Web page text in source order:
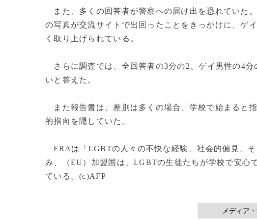
また、多くの回答者が警察への届け出を恐れていた
の写真が交流サイトで出回ったことをきっかけに、ゲ
く取り上げられている。
さらに調査では、全回答者の3分の2、ゲイ男性の4
いと答えた。
また報告書は、差別は多くの場合、学校で始まると
的指向を隠していた。
FRAは「LGBTの人々の不快な経験、社会的偏見、
み、（EU）加盟国は、LGBTの生徒たちが学校で安心
ている。(c)AFP
メディア